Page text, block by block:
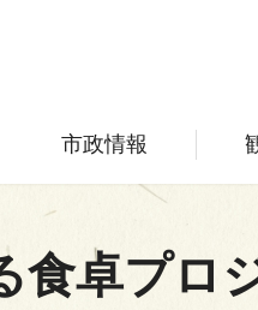
市政情報
食卓プロ